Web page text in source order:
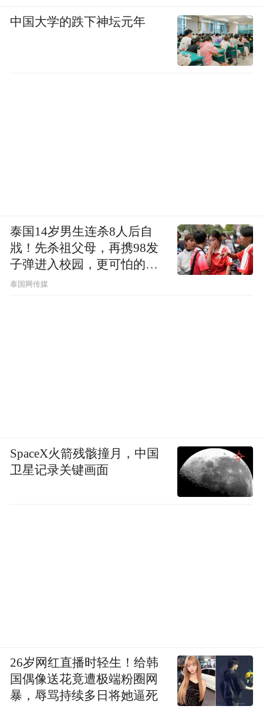
中国大学的跌下神坛元年
泰国14岁男生连杀8人后自
戕！先杀祖父母，再携98发
子弹进入校园，更可怕的细
节公布了
泰国网传媒
SpaceX火箭残骸撞月，中国
卫星记录关键画面
26岁网红直播时轻生！给韩
国偶像送花竟遭极端粉圈网
暴，辱骂持续多日将她逼死